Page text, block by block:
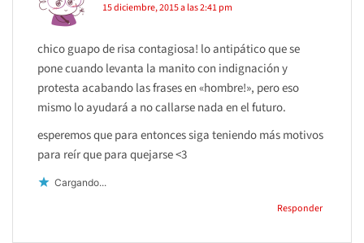
15 diciembre, 2015 a las 2:41 pm
chico guapo de risa contagiosa! lo antipático que se
pone cuando levanta la manito con indignación y
protesta acabando las frases en «hombre!», pero eso
mismo lo ayudará a no callarse nada en el futuro.
esperemos que para entonces siga teniendo más motivos
para reír que para quejarse <3
Cargando...
Responder